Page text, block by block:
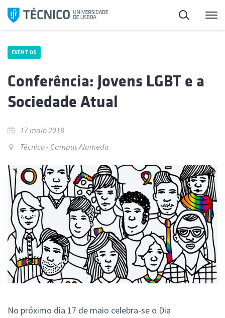
Saltar
para
Pesquisa
EVENTOS
Conferência: Jovens LGBT e a
Sociedade Atual
17 maio 2018
Técnico - Campus Alameda
No próximo dia 17 de maio celebra-se o Dia